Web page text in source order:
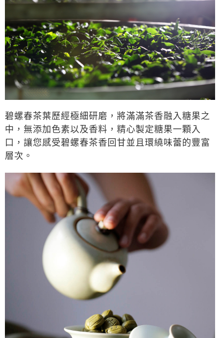
碧螺春茶葉歷經極細研磨，將滿滿茶香融入糖果之
中，無添加色素以及香料，精心製定糖果一顆入
口，讓您感受碧螺春茶香回甘並且環繞味蕾的豐富
層次。